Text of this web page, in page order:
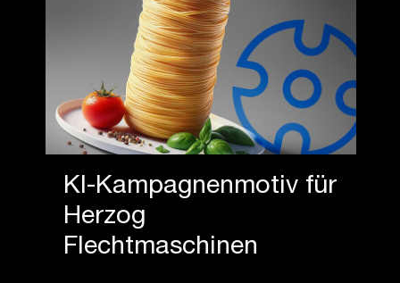
KI-Kampagnenmotiv für
Herzog
Flechtmaschinen